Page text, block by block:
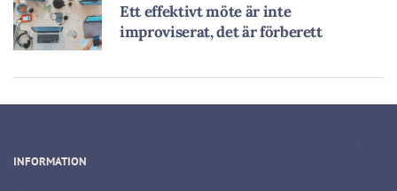
Ett effektivt möte är inte
improviserat, det är förberett
INFORMATION